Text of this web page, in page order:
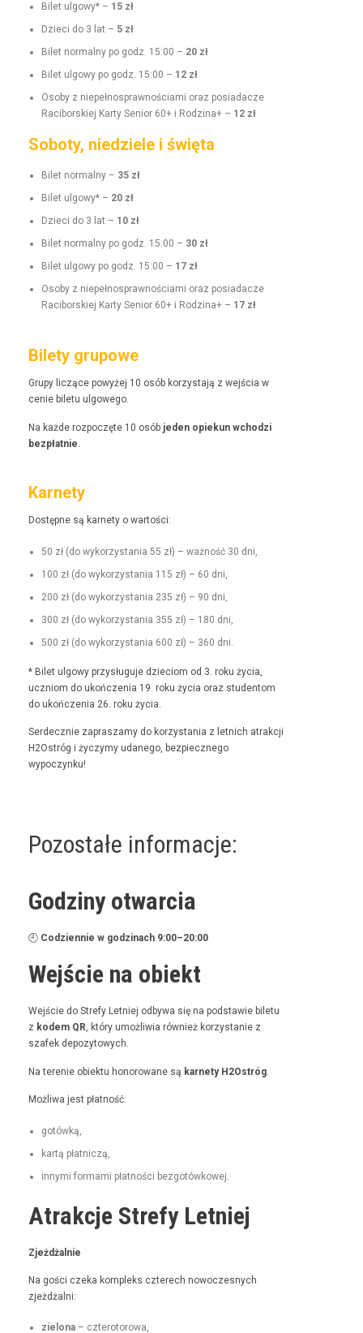
Bilet ulgo­wy* – 15 zł
Dzieci do 3 lat – 5 zł
Bilet nor­mal­ny po godz. 15:00 – 20 zł
Bilet ulgo­wy po godz. 15:00 – 12 zł
Oso­by z niepełnosprawnoś­ci­a­mi oraz posi­adacze
Raci­borskiej Kar­ty Senior 60+ i Rodz­i­na+ – 12 zł
Soboty, niedziele i święta
Bilet nor­mal­ny – 35 zł
Bilet ulgo­wy* – 20 zł
Dzieci do 3 lat – 10 zł
Bilet nor­mal­ny po godz. 15:00 – 30 zł
Bilet ulgo­wy po godz. 15:00 – 17 zł
Oso­by z niepełnosprawnoś­ci­a­mi oraz posi­adacze
Raci­borskiej Kar­ty Senior 60+ i Rodz­i­na+ – 17 zł
Bilety grupowe
Grupy liczące powyżej 10 osób korzys­ta­ją z wejś­cia w
cenie bile­tu ulgowego.
Na każde rozpoczęte 10 osób jeden opiekun wchodzi
bezpłat­nie.
Karnety
Dostęp­ne są kar­ne­ty o wartości:
50 zł (do wyko­rzys­ta­nia 55 zł) – ważność 30 dni,
100 zł (do wyko­rzys­ta­nia 115 zł) – 60 dni,
200 zł (do wyko­rzys­ta­nia 235 zł) – 90 dni,
300 zł (do wyko­rzys­ta­nia 355 zł) – 180 dni,
500 zł (do wyko­rzys­ta­nia 600 zł) – 360 dni.
* Bilet ulgo­wy przysługu­je dzieciom od 3. roku życia,
uczniom do ukończenia 19. roku życia oraz stu­den­tom
do ukończenia 26. roku życia.
Serdecznie zaprasza­my do korzys­ta­nia z let­nich atrakcji
H2Ostróg i życzymy udanego, bez­piecznego
wypoczynku!
Pozostałe informacje:
Godziny otwarcia
🕘 Codzi­en­nie w godz­i­nach 9:00–20:00
Wejście na obiekt
Wejś­cie do Stre­fy Let­niej odby­wa się na pod­staw­ie bile­tu
z kodem QR, który umożli­wia również korzys­tanie z
szafek depozytowych.
Na tere­nie obiek­tu hon­orowane są kar­ne­ty H2Ostróg
Możli­wa jest płatność:
gotówką,
kartą płat­niczą,
inny­mi for­ma­mi płat­noś­ci bezgotówkowej.
Atrakcje Strefy Letniej
Zjeżdżal­nie
Na goś­ci czeka kom­pleks czterech nowoczes­nych
zjeżdżalni:
zielona– czterotorowa,